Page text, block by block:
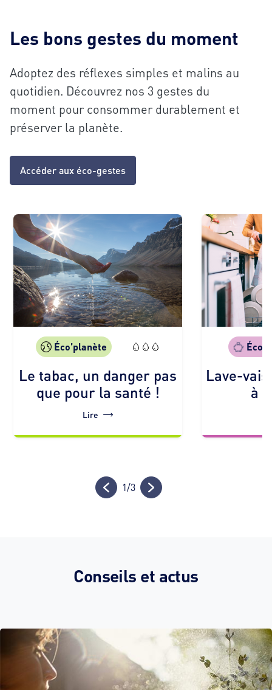
Les bons gestes du moment
Adoptez des réflexes simples et malins au
quotidien. Découvrez nos 3 gestes du
moment pour consommer durablement et
préserver la planète.
Accéder aux éco-gestes
Éco’planète
Le tabac, un danger pas
que pour la santé !
Lire
Lave-
à
1/3
Conseils et actus